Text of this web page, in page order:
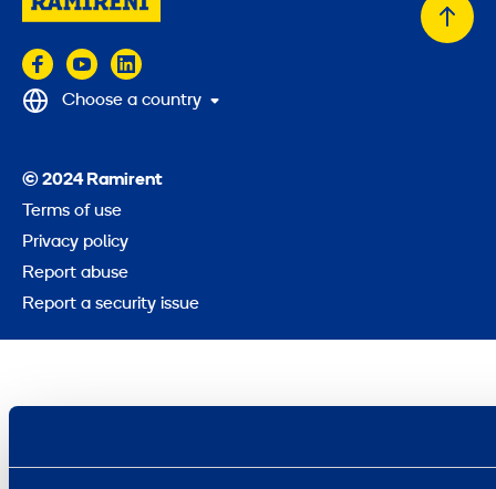
Back
© 2024 Ramirent
Terms of use
Privacy policy
Report abuse
Report a security issue
Choose a country